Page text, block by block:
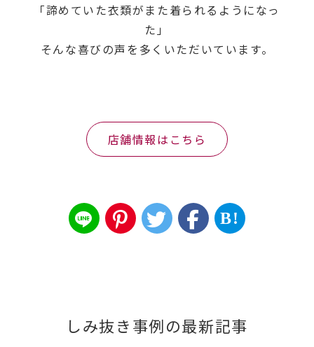
「諦めていた衣類がまた着られるようになっ
た」
そんな喜びの声を多くいただいています。
店舗情報はこちら
B!
しみ抜き事例の最新記事